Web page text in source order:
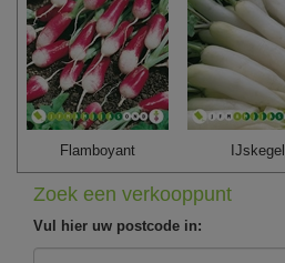
Flamboyant IJskegel
Zoek een verkooppunt
Vul hier uw postcode in: